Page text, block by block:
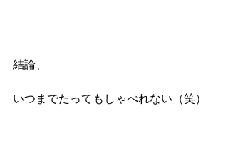
結論、
いつまでたってもしゃべれない（笑）